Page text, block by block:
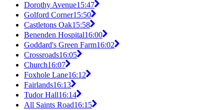
Dorothy Avenue15:47
Golford Corner15:50
Castletons Oak15:58
Benenden Hospital16:00
Goddard's Green Farm16:02
Crossroads16:05
Church16:07
Foxhole Lane16:12
Fairlands16:13
Tudor Hall16:14
All Saints Road16:15